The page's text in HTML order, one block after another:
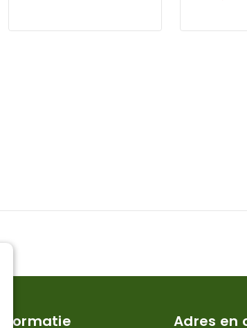
Informatie Adres en